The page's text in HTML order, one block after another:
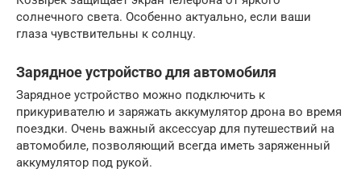
солнечного света. Особенно актуально, если ваши
глаза чувствительны к солнцу.
Зарядное устройство для автомобиля
Зарядное устройство можно подключить к
прикуривателю и заряжать аккумулятор дрона во время
поездки. Очень важный аксессуар для путешествий на
автомобиле, позволяющий всегда иметь заряженный
аккумулятор под рукой.